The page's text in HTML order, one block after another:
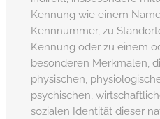
Kennung wie einem
Kennnummer, zu
Kennung oder zu einem
besonderen Merkmalen,
physischen,
psychischen,
sozialen Identität dieser